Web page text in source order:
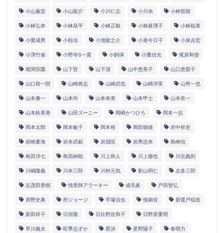
小山薫堂 小山龍介 小川仁志 小川糸 小林哲朗
小林弘幸 小林昌平 小林正観 小林眞理子 小林聡美
小栗成男 小椋佳 小池龍之介 小泉今日子 小泉吉宏
小澤竹俊 小野寺S一貴 小飼弾 小鷹信光 尾原和啓
尾関宗園 山下哲 山下清 山中恵美子 山口恵梨子
山口裕一郎 山崎将志 山崎武也 山崎洋実 山嵜一也
山本兼一 山本尚 山本幸美 山本甲士 山本良一
山本鈴美香 山田ズーニー 岡崎かつひろ 岡本一志
岡本太郎 岡本敏子 岡本裕 岡田朝雄 岩中祥史
岩崎夏海 岩本武範 岩淵匡 岩男忠幸 島崎信
島田洋七 島田紳助 川上和人 川上徹也 川北義則
川嶋隆義 川本三郎 川村元気 影山明仁 志多三郎
志茂田景樹 情景師アラーキー 成毛眞 戸田智弘
房野史典 所ジョージ 手塚治虫 指南役 新渡戸稲造
新田祥子 日垣隆 日比野佐和子 日野原重明
早川義夫 旺季志ずか 星渉 星野陽子 春明力